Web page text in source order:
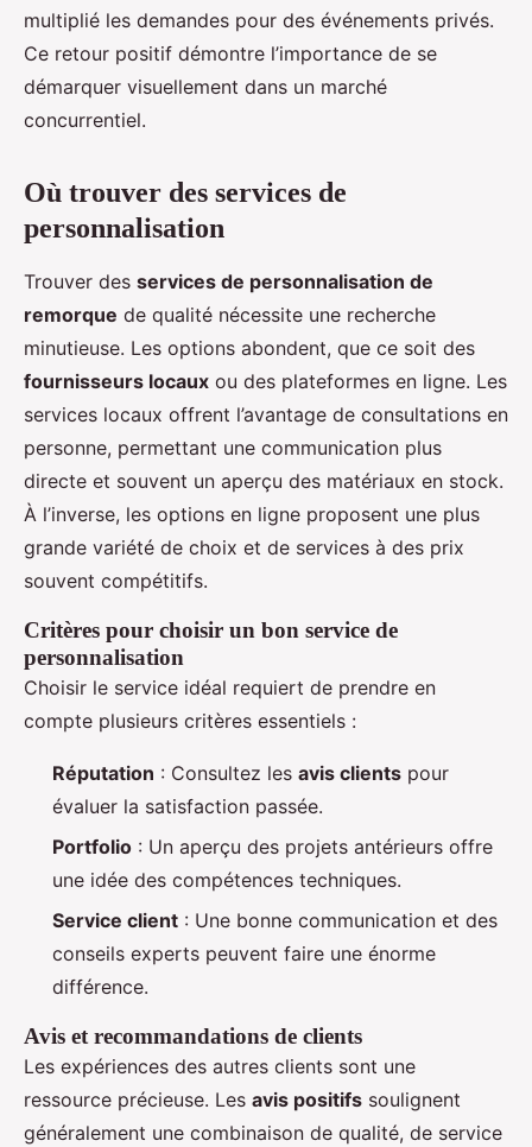
multiplié les demandes pour des événements privés.
Ce retour positif démontre l’importance de se
démarquer visuellement dans un marché
concurrentiel.
Où trouver des services de
personnalisation
Trouver des services de personnalisation de
remorque de qualité nécessite une recherche
minutieuse. Les options abondent, que ce soit des
fournisseurs locaux ou des plateformes en ligne. Les
services locaux offrent l’avantage de consultations en
personne, permettant une communication plus
directe et souvent un aperçu des matériaux en stock.
À l’inverse, les options en ligne proposent une plus
grande variété de choix et de services à des prix
souvent compétitifs.
Critères pour choisir un bon service de
personnalisation
Choisir le service idéal requiert de prendre en
compte plusieurs critères essentiels :
Réputation : Consultez les avis clients pour
évaluer la satisfaction passée.
Portfolio : Un aperçu des projets antérieurs offre
une idée des compétences techniques.
Service client : Une bonne communication et des
conseils experts peuvent faire une énorme
différence.
Avis et recommandations de clients
Les expériences des autres clients sont une
ressource précieuse. Les avis positifs soulignent
généralement une combinaison de qualité, de service